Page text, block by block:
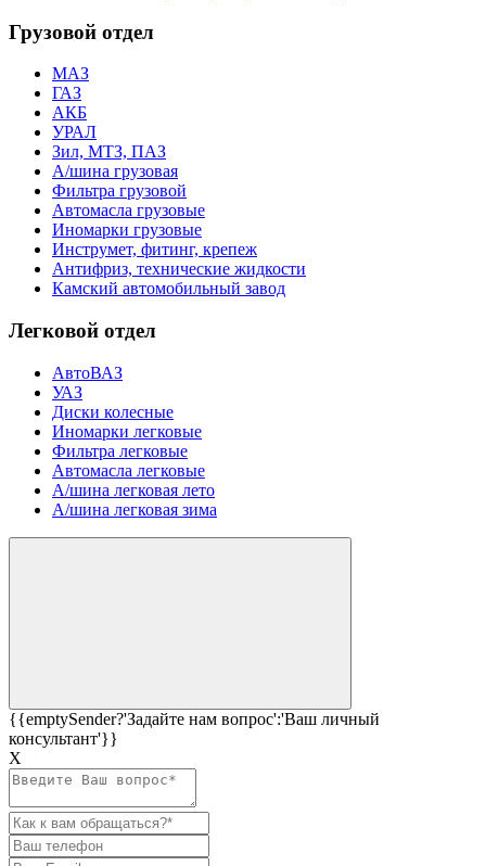
Грузовой отдел
МАЗ
ГАЗ
АКБ
УРАЛ
Зил, МТЗ, ПАЗ
А/шина грузовая
Фильтра грузовой
Автомасла грузовые
Иномарки грузовые
Инструмет, фитинг, крепеж
Антифриз, технические жидкости
Камский автомобильный завод
Легковой отдел
АвтоВАЗ
УАЗ
Диски колесные
Иномарки легковые
Фильтра легковые
Автомасла легковые
А/шина легковая лето
А/шина легковая зима
{{emptySender?'Задайте нам вопрос':'Ваш личный
консультант'}}
Х